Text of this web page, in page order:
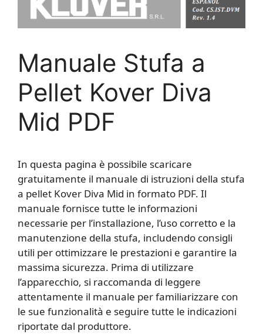
Manuale Stufa a
Pellet Kover Diva
Mid PDF
In questa pagina è possibile scaricare
gratuitamente il manuale di istruzioni della stufa
a pellet Kover Diva Mid in formato PDF. Il
manuale fornisce tutte le informazioni
necessarie per l’installazione, l’uso corretto e la
manutenzione della stufa, includendo consigli
utili per ottimizzare le prestazioni e garantire la
massima sicurezza. Prima di utilizzare
l’apparecchio, si raccomanda di leggere
attentamente il manuale per familiarizzare con
le sue funzionalità e seguire tutte le indicazioni
riportate dal produttore.